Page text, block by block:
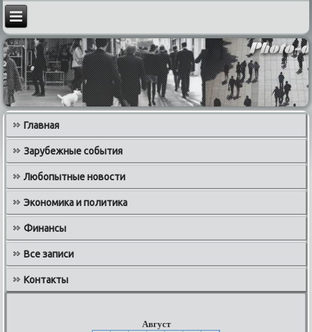
Главная
Зарубежные события
Любопытные новости
Экономика и политика
Финансы
Все записи
Контакты
Август